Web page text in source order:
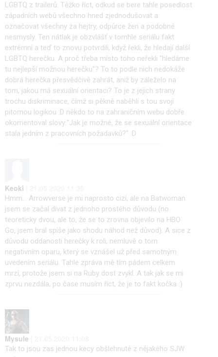
LGBTQ z trailerů. Těžko říct, odkud se bere tahle posedlost
západních webů všechno hned zjednodušovat a
označovat všechny za hejtry, odpůrce žen a podobné
nesmysly. Ten nátlak je obzvlášť v tomhle seriálu fakt
extrémní a teď to znovu potvrdili, když řekli, že hledají další
LGBTQ herečku. A proč třeba místo toho neřekli "hledáme
tu nejlepší možnou herečku"? To to podle nich nedokáže
dobrá herečka přesvědčivě zahrát, aniž by záleželo na
tom, jakou má sexuální orientaci? To je z jejich strany
trochu diskriminace, čímž si pěkně naběhli s tou svojí
pitomou logikou :D někdo to na zahraničním webu dobře
okomentoval slovy:"Jak je možné, že se sexuální orientace
stala jedním z pracovních požadavků?" :D
Keoki
Hmm... Arrowverse je mi naprosto cizí, ale na Batwoman
jsem se začal dívat z jednoho prostého důvodu (no
teoreticky dvou, ale to, že se to zrovna objevilo na HBO
Go, jsem bral spíše jako shodu náhod než důvod). A sice z
důvodu oddanosti herečky k roli, nemluvě o tom
negativním oparu, který se vznášel už před samotným
uvedením seriálu. Tahle zpráva mě tím pádem celkem
mrzí, protože jsem si na Ruby dost zvykl. A tak jak se mi
zprvu nezdála, po čase musím říct, že je to fakt kočka :)
Mysule
Tak to jsou zas jednou kecy obšlehnuté z nějakého SJW